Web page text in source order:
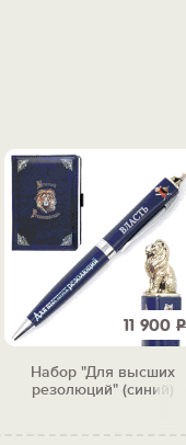
11 900 Р
Набор "Для высших
резолюций" (синий)